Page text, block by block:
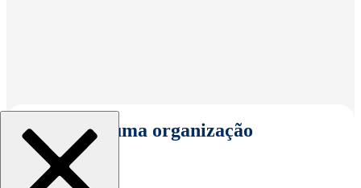
Selecionar uma organização